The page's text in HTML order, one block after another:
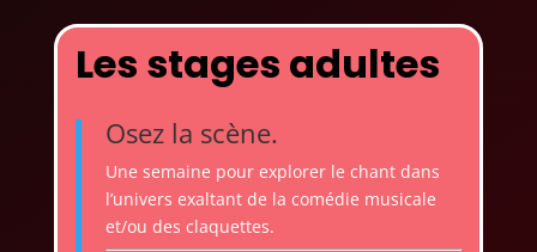
Les stages adultes
Osez la scène.
Une semaine pour explorer le chant dans
l’univers exaltant de la comédie musicale
et/ou des claquettes.